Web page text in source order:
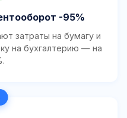
-95%
затраты на бумагу и
на бухгалтерию — на